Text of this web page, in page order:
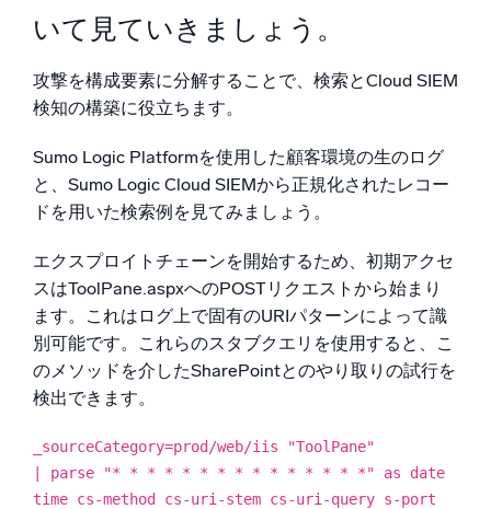
いて見ていきましょう。
攻撃を構成要素に分解することで、検索とCloud SIEM
検知の構築に役立ちます。
Sumo Logic Platformを使用した顧客環境の生のログ
と、Sumo Logic Cloud SIEMから正規化されたレコー
ドを用いた検索例を見てみましょう。
エクスプロイトチェーンを開始するため、初期アクセ
スはToolPane.aspxへのPOSTリクエストから始まり
ます。これはログ上で固有のURIパターンによって識
別可能です。これらのスタブクエリを使用すると、こ
のメソッドを介したSharePointとのやり取りの試行を
検出できます。
_sourceCategory=prod/web/iis "ToolPane"
| parse "* * * * * * * * * * * * * * *" as date
time cs-method cs-uri-stem cs-uri-query s-port